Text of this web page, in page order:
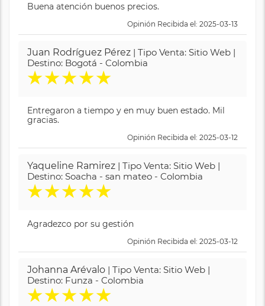
Buena atención buenos precios.
Opinión Recibida el: 2025-03-13
Juan Rodríguez Pérez | Tipo Venta: Sitio Web |
Destino: Bogotá - Colombia
★★★★★
Entregaron a tiempo y en muy buen estado. Mil
gracias.
Opinión Recibida el: 2025-03-12
Yaqueline Ramirez | Tipo Venta: Sitio Web |
Destino: Soacha - san mateo - Colombia
★★★★★
Agradezco por su gestión
Opinión Recibida el: 2025-03-12
Johanna Arévalo | Tipo Venta: Sitio Web |
Destino: Funza - Colombia
★★★★★